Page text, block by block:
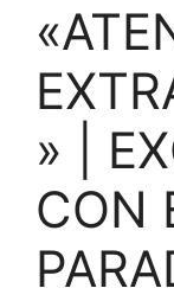
» |
CON